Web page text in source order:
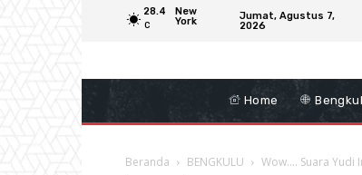
28.4
C
New
York
Jumat, Agustus 7,
2026
Home
Beranda BENGKULU Wow…. Suara Yudi